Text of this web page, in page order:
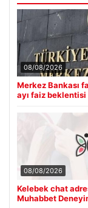
08/08/2026
Merkez Bankası
ayı faiz
08/08/2026
Kelebek chat
Muhabbet